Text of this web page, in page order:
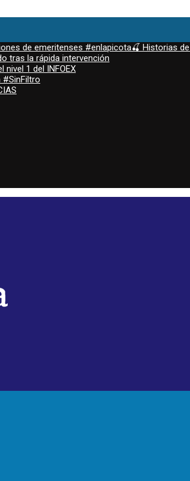
de emeritenses #enlapicota🍒 Historias
tras la rápida intervención
1 del INFOEX
#SinFiltro